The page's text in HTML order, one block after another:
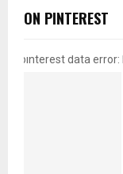
ON PINTEREST
pinterest data